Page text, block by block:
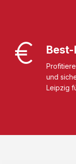
und
Leipzig